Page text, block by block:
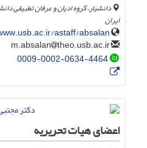
دانشیار، گروه ادیان و عرفان تطبیقی
ایران
astaff/absalan/
theo.usb.ac.ir
0009-0002-0634-4464
اعضای هیات تحریریه